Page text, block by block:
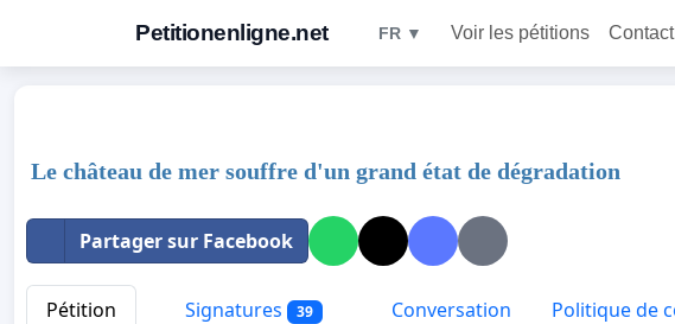
Petitionenligne.net FR ▼ Voir les pétitions
Le château de mer souffre d'un grand état de dégradation
Partager sur Facebook
Pétition Signatures 39 Conversation Politique de